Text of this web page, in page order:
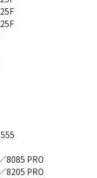
8085 PRO
8205 PRO